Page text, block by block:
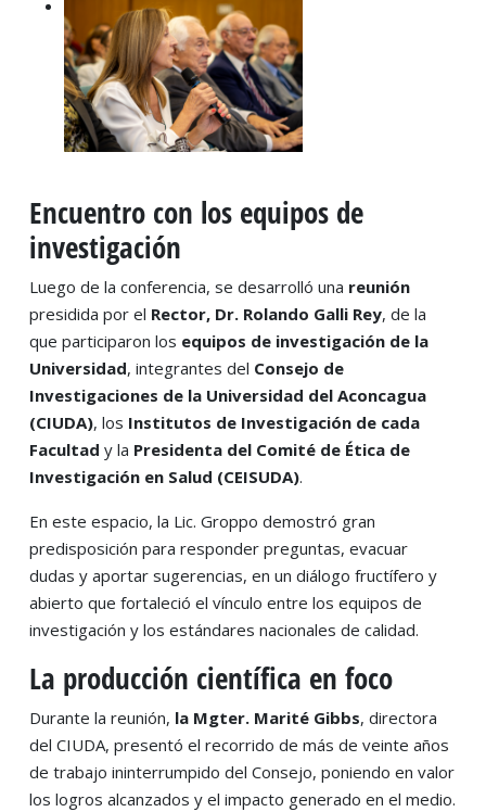
Encuentro con los equipos de
investigación
Luego de la conferencia, se desarrolló una reunión
presidida por el Rector, Dr. Rolando Galli Rey, de la
que participaron los equipos de investigación de la
Universidad, integrantes del Consejo de
Investigaciones de la Universidad del Aconcagua
(CIUDA), los Institutos de Investigación de cada
Facultad y la Presidenta del Comité de Ética de
Investigación en Salud (CEISUDA).
En este espacio, la Lic. Groppo demostró gran
predisposición para responder preguntas, evacuar
dudas y aportar sugerencias, en un diálogo fructífero y
abierto que fortaleció el vínculo entre los equipos de
investigación y los estándares nacionales de calidad.
La producción científica en foco
Durante la reunión, la Mgter. Marité Gibbs, directora
del CIUDA, presentó el recorrido de más de veinte años
de trabajo ininterrumpido del Consejo, poniendo en valor
los logros alcanzados y el impacto generado en el medio.